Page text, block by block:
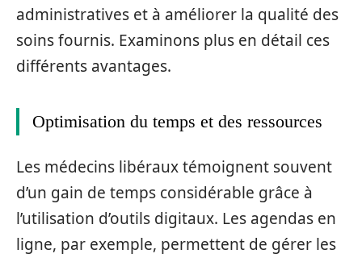
administratives et à améliorer la qualité des
soins fournis. Examinons plus en détail ces
différents avantages.
Optimisation du temps et des ressources
Les médecins libéraux témoignent souvent
d’un gain de temps considérable grâce à
l’utilisation d’outils digitaux. Les agendas en
ligne, par exemple, permettent de gérer les